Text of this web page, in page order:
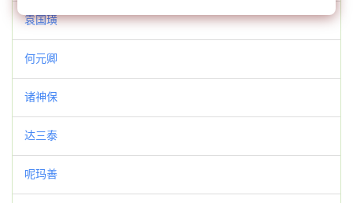
袁国璜
何元卿
诸神保
达三泰
呢玛善